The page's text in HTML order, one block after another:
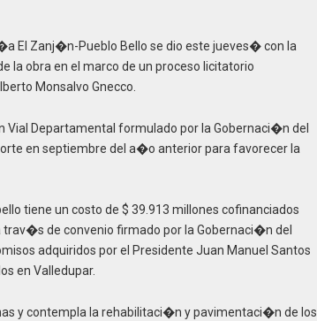
El Zanj�n-Pueblo Bello se dio este jueves� con la
obra en el marco de un proceso licitatorio
Monsalvo Gnecco.
Departamental formulado por la Gobernaci�n del
en septiembre del a�o anterior para favorecer la
tiene un costo de $ 39.913 millones cofinanciados
de convenio firmado por la Gobernaci�n del
adquiridos por el Presidente Juan Manuel Santos
en Valledupar.
y contempla la rehabilitaci�n y pavimentaci�n de los